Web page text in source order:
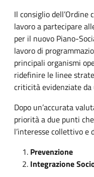
Il consiglio dell’Ordine
lavoro a partecipare
per il nuovo Piano-
lavoro di
principali organismi
ridefinire le linee
criticità evidenziate
Dopo un’accurata
priorità a due punti
l’interesse collettivo e
Prevenzione
Integrazione